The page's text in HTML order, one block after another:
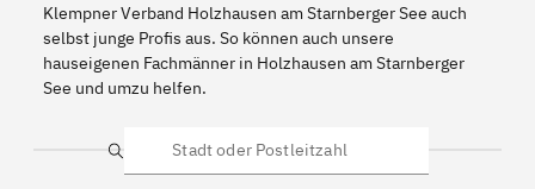
Klempner Verband Holzhausen am Starnberger See auch
selbst junge Profis aus. So können auch unsere
hauseigenen Fachmänner in Holzhausen am Starnberger
See und umzu helfen.
Suche